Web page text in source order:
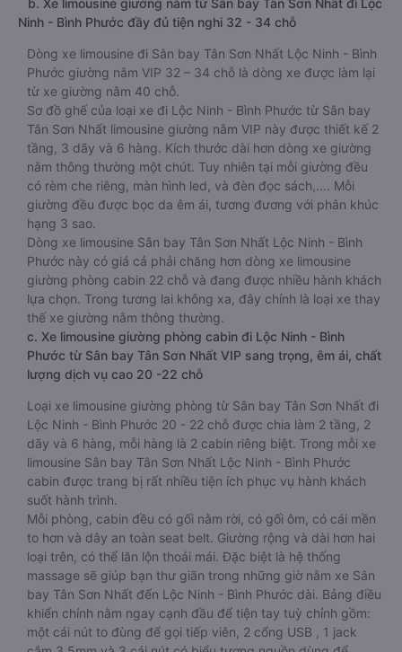
b. Xe limousine giường nằm từ Sân bay Tân Sơn Nhất đi Lộc
Ninh - Bình Phước đầy đủ tiện nghi 32 - 34 chỗ
Dòng xe limousine đi Sân bay Tân Sơn Nhất Lộc Ninh - Bình
Phước giường nằm VIP 32 – 34 chỗ là dòng xe được làm lại
từ xe giường nằm 40 chỗ.
Sơ đồ ghế của loại xe đi Lộc Ninh - Bình Phước từ Sân bay
Tân Sơn Nhất limousine giường nằm VIP này được thiết kế 2
tầng, 3 dãy và 6 hàng. Kích thước dài hơn dòng xe giường
nằm thông thường một chút. Tuy nhiên tại mỗi giường đều
có rèm che riêng, màn hình led, và đèn đọc sách,…. Mỗi
giường đều được bọc da êm ái, tương đương với phân khúc
hạng 3 sao.
Dòng xe limousine Sân bay Tân Sơn Nhất Lộc Ninh - Bình
Phước này có giá cả phải chăng hơn dòng xe limousine
giường phòng cabin 22 chỗ và đang được nhiều hành khách
lựa chọn. Trong tương lai không xa, đây chính là loại xe thay
thế xe giường nằm thông thường.
c. Xe limousine giường phòng cabin đi Lộc Ninh - Bình
Phước từ Sân bay Tân Sơn Nhất VIP sang trọng, êm ái, chất
lượng dịch vụ cao 20 -22 chỗ
Loại xe limousine giường phòng từ Sân bay Tân Sơn Nhất đi
Lộc Ninh - Bình Phước 20 - 22 chỗ được chia làm 2 tầng, 2
dãy và 6 hàng, mỗi hàng là 2 cabin riêng biệt. Trong mỗi xe
limousine Sân bay Tân Sơn Nhất Lộc Ninh - Bình Phước
cabin được trang bị rất nhiều tiện ích phục vụ hành khách
suốt hành trình.
Mỗi phòng, cabin đều có gối nằm rời, có gối ôm, có cái mền
to hơn và dây an toàn seat belt. Giường rộng và dài hơn hai
loại trên, có thể lăn lộn thoải mái. Đặc biệt là hệ thống
massage sẽ giúp bạn thư giãn trong những giờ nằm xe Sân
bay Tân Sơn Nhất đến Lộc Ninh - Bình Phước dài. Bảng điều
khiển chính nằm ngay cạnh đầu để tiện tay tuỳ chỉnh gồm:
một cái nút to đùng để gọi tiếp viên, 2 cổng USB , 1 jack